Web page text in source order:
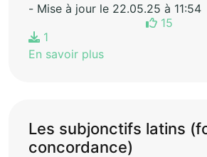
- Mise à jour le 22.05.25 à 11:54
15
1
En savoir plus
Les subjonctifs latins
concordance)